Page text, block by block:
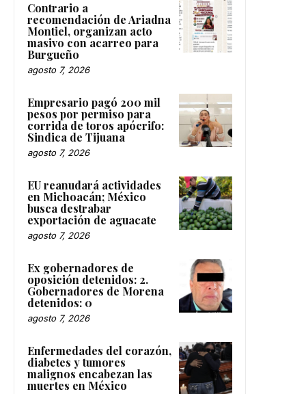
Contrario a
recomendación de Ariadna
Montiel, organizan acto
masivo con acarreo para
Burgueño
agosto 7, 2026
Empresario pagó 200 mil
pesos por permiso para
corrida de toros apócrifo:
Sindica de Tijuana
agosto 7, 2026
EU reanudará actividades
en Michoacán; México
busca destrabar
exportación de aguacate
agosto 7, 2026
Ex gobernadores de
oposición detenidos: 2.
Gobernadores de Morena
detenidos: 0
agosto 7, 2026
Enfermedades del corazón,
diabetes y tumores
malignos encabezan las
muertes en México